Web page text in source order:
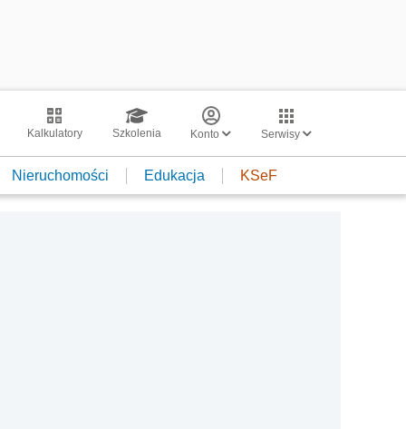
Kalkulatory Szkolenia Konto Serwisy
Nieruchomości Edukacja KSeF